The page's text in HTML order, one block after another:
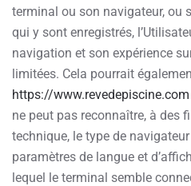
terminal ou son navigateur, ou
qui y sont enregistrés,
navigation et son expérience
limitées. Cela pourrait
https://www.revedepiscine.com
ne peut pas reconnaître, à des
technique, le type de
paramètres de langue et
lequel le terminal semble